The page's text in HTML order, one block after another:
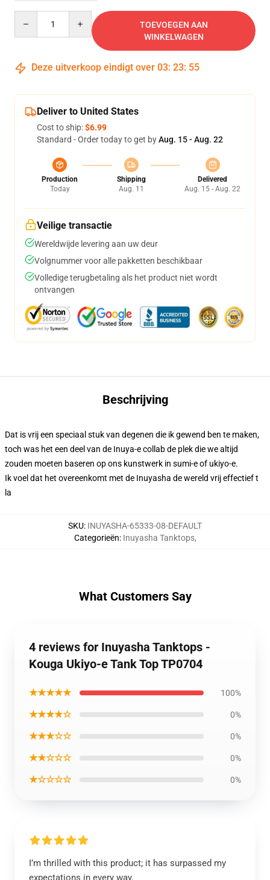
TOEVOEGEN AAN
WINKELWAGEN
Deze uitverkoop eindigt over 03: 23: 54
Deliver to United States
Cost to ship:$6.99
Standard - Order today to get byAug. 15 - Aug. 22
Production
Today
Shipping
Aug. 11
Delivered
Aug. 15 - Aug. 22
Veilige transactie
Wereldwijde levering aan uw deur
Volgnummer voor alle pakketten beschikbaar
Volledige terugbetaling als het product niet wordt
ontvangen
Beschrijving
Dat is vrij een speciaal stuk van degenen die ik gewend ben te maken,
toch was het een deel van de Inuya-e collab de plek die we altijd
zouden moeten baseren op ons kunstwerk in sumi-e of ukiyo-e.
Ik voel dat het overeenkomt met de Inuyasha de wereld vrij effectief t
la
SKU: INUYASHA-65333-08-DEFAULT
Categorieën: Inuyasha Tanktops,
What Customers Say
4 reviews for Inuyasha Tanktops -
Kouga Ukiyo-e Tank Top TP0704
★★★★★ 100%
★★★★☆ 0%
★★★☆☆ 0%
★★☆☆☆ 0%
★☆☆☆☆ 0%
I’m thrilled with this product; it has surpassed my
expectations in every way.